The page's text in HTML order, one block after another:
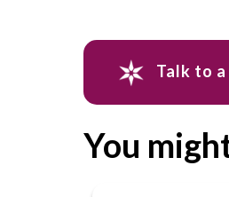
Talk to
You